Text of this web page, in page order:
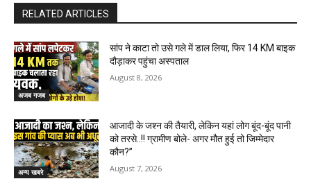
RELATED ARTICLES
अजब गजब
सांप ने काटा तो उसे गले में डाल लिया, फिर 14 KM बाइक
दौड़ाकर पहुंचा अस्पताल
August 8, 2026
अन्य खबरे
आजादी के जश्न की तैयारी, लेकिन यहां लोग बूंद-बूंद पानी
को तरसे..!! ग्रामीण बोले- अगर मौत हुई तो जिम्मेदार
कौन?”
August 7, 2026